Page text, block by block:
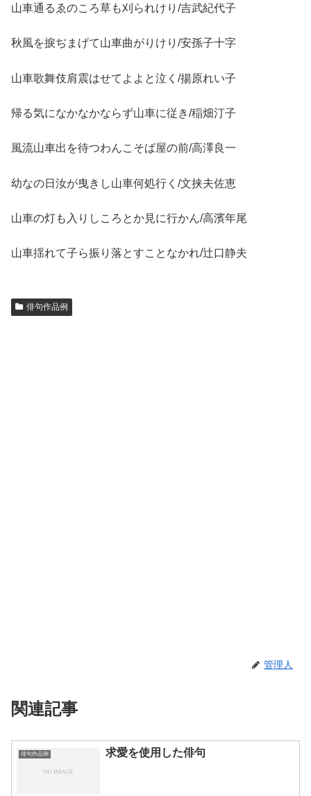
山車通るゑのころ草も刈られけり/吉武紀代子
秋風を捩ぢまげて山車曲がりけり/安孫子十字
山車歌舞伎肩震はせてよよと泣く/揚原れい子
帰る気になかなかならず山車に従き/稲畑汀子
風流山車出を待つわんこそば屋の前/高澤良一
幼なの日汝が曳きし山車何処行く/文挟夫佐恵
山車の灯も入りしころとか見に行かん/高濱年尾
山車揺れて子ら振り落とすことなかれ/辻口静夫
俳句作品例
管理人
関連記事
俳句作品例 求愛を使用した俳句